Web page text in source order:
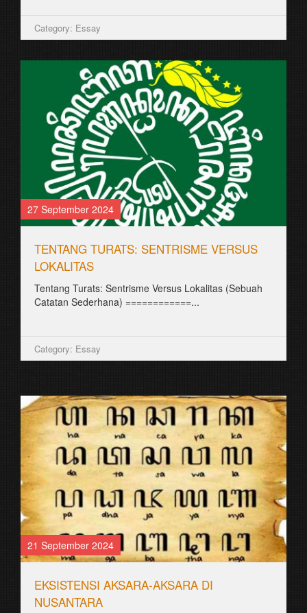
Category: Essay
27 September 2024
TENTANG TURATS: SENTRISME VERSUS
LOKALITAS
Tentang Turats: Sentrisme Versus Lokalitas (Sebuah
Catatan Sederhana) ============...
Category: Essay
21 September 2024
EKSISTENSI AKSARA-AKSARA DI
NUSANTARA